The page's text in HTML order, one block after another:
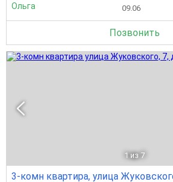
Ольга 09.06
Позвонить
1 из 7
3-комн квартира, улица